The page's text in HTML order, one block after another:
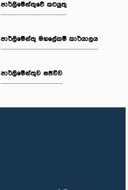
පාර්ලිමේන්තුවේ කටයුතු
පාර්ලිමේන්තු මහලේකම් කාර්යාලය
පාර්ලිමේන්තුව සජීවීව